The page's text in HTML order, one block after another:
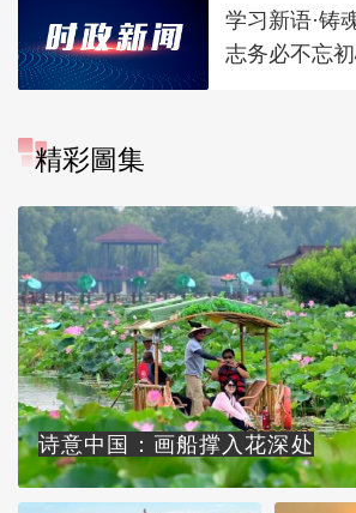
学习新语·铸
志务必不忘
精彩圖集
诗意中国：画船撑入花深处